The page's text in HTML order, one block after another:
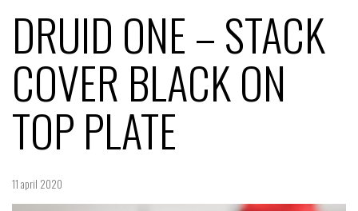
de
DRUID ONE – STACK
COVER BLACK ON
TOP PLATE
11 april 2020